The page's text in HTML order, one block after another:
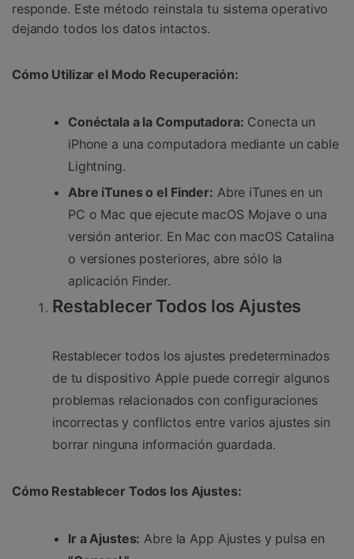
responde. Este método reinstala tu sistema operativo
dejando todos los datos intactos.
Cómo Utilizar el Modo Recuperación:
Conéctala a la Computadora: Conecta un
iPhone a una computadora mediante un cable
Lightning.
Abre iTunes o el Finder: Abre iTunes en un
PC o Mac que ejecute macOS Mojave o una
versión anterior. En Mac con macOS Catalina
o versiones posteriores, abre sólo la
aplicación Finder.
Restablecer Todos los Ajustes
Restablecer todos los ajustes predeterminados
de tu dispositivo Apple puede corregir algunos
problemas relacionados con configuraciones
incorrectas y conflictos entre varios ajustes sin
borrar ninguna información guardada.
Cómo Restablecer Todos los Ajustes:
Ir a Ajustes: Abre la App Ajustes y pulsa en